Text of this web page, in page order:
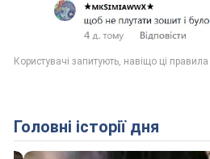
Головні історії дня